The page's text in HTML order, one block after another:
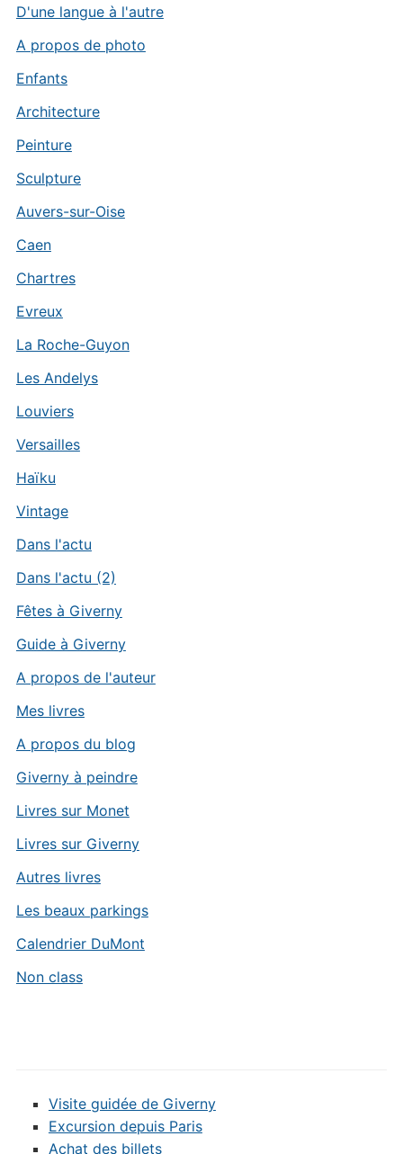
D'une langue à l'autre
A propos de photo
Enfants
Architecture
Peinture
Sculpture
Auvers-sur-Oise
Caen
Chartres
Evreux
La Roche-Guyon
Les Andelys
Louviers
Versailles
Haïku
Vintage
Dans l'actu
Dans l'actu (2)
Fêtes à Giverny
Guide à Giverny
A propos de l'auteur
Mes livres
A propos du blog
Giverny à peindre
Livres sur Monet
Livres sur Giverny
Autres livres
Les beaux parkings
Calendrier DuMont
Non class
Visite guidée de Giverny
Excursion depuis Paris
Achat des billets